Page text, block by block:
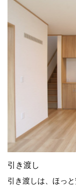
引き渡し
引き渡しは、ほっ